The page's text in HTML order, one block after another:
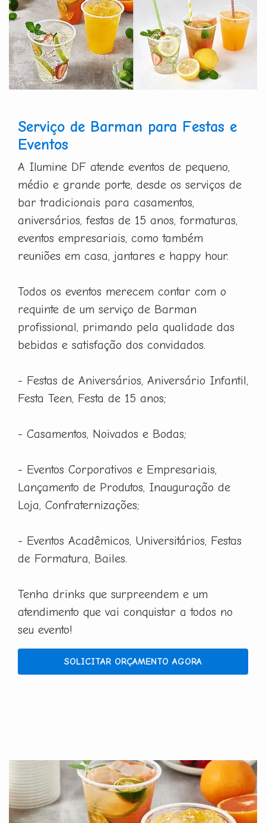
Serviço de Barman para Festas e
Eventos
A Ilumine DF atende eventos de pequeno,
médio e grande porte, desde os serviços de
bar tradicionais para casamentos,
aniversários, festas de 15 anos, formaturas,
eventos empresariais, como também
reuniões em casa, jantares e happy hour.
Todos os eventos merecem contar com o
requinte de um serviço de Barman
profissional, primando pela qualidade das
bebidas e satisfação dos convidados.
- Festas de Aniversários, Aniversário Infantil,
Festa Teen, Festa de 15 anos;
- Casamentos, Noivados e Bodas;
- Eventos Corporativos e Empresariais,
Lançamento de Produtos, Inauguração de
Loja, Confraternizações;
- Eventos Acadêmicos, Universitários, Festas
de Formatura, Bailes.
Tenha drinks que surpreendem e um
atendimento que vai conquistar a todos no
seu evento!
SOLICITAR ORÇAMENTO AGORA